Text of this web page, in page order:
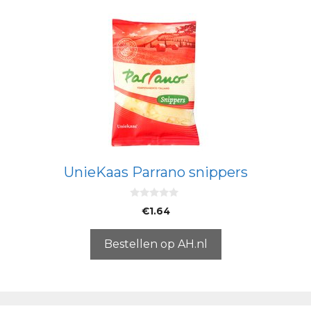
UnieKaas Parrano snippers
5
€1.64
Bestellen op AH.nl